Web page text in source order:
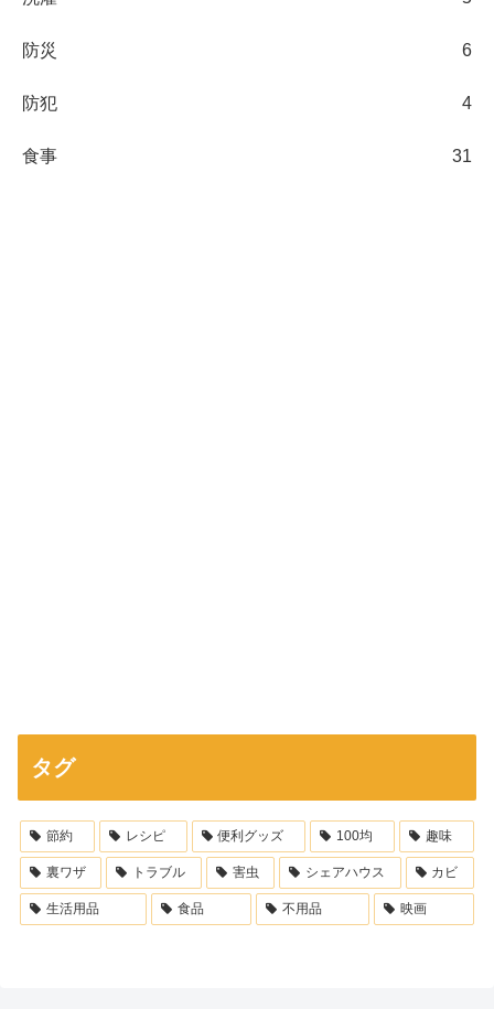
防災 6
防犯 4
食事 31
タグ
節約 レシピ 便利グッズ 100均 趣味
裏ワザ トラブル 害虫 シェアハウス カビ
生活用品 食品 不用品 映画